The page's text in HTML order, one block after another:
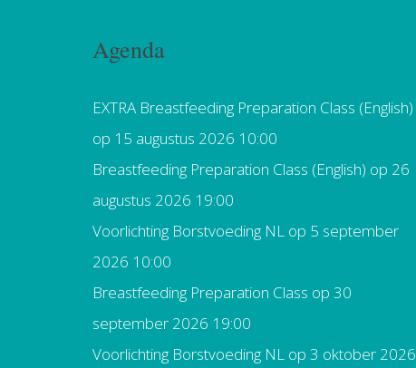
Agenda
EXTRA Breastfeeding Preparation Class (English)
op 15 augustus 2026 10:00
Breastfeeding Preparation Class (English) op 26
augustus 2026 19:00
Voorlichting Borstvoeding NL op 5 september
2026 10:00
Breastfeeding Preparation Class op 30
september 2026 19:00
Voorlichting Borstvoeding NL op 3 oktober 2026